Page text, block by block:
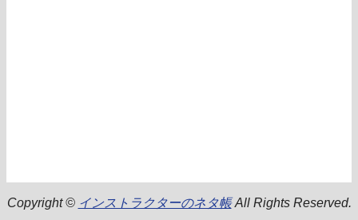
Copyright © インストラクターのネタ帳All Rights Reserved.